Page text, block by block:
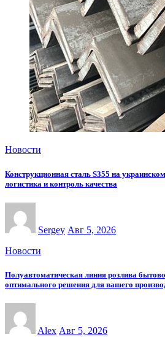
Новости
Конструкционная сталь S355 на
логистика и контроль качества
Sergey Авг 5, 2026
Новости
Полуавтоматическая линия розлива
оптимального решения для вашего
Alex Авг 5, 2026